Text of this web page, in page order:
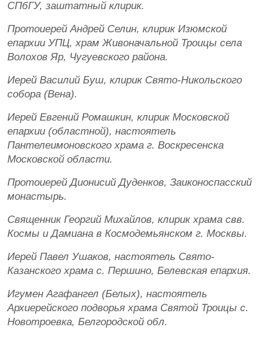
СПбГУ, заштатный клирик.
Протоиерей Андрей Селин, клирик Изюмской
епархии УПЦ, храм Живоначальной Троицы села
Волохов Яр, Чугуевского района.
Иерей Василий Буш, клирик Свято-Никольского
собора (Вена).
Иерей Евгений Ромашкин, клирик Московской
епархии (областной), настоятель
Пантелеимоновского храма г. Воскресенска
Московской области.
Протоиерей Дионисий Дуденков, Заиконоспасский
монастырь.
Священник Георгий Михайлов, клирик храма свв.
Космы и Дамиана в Космодемьянском г. Москвы.
Иерей Павел Ушаков, настоятель Свято-
Казанского храма с. Першино, Белевская епархия.
Игумен Агафангел (Белых), настоятель
Архиерейского подворья храма Святой Троицы с.
Новотроевка, Белгородской обл.